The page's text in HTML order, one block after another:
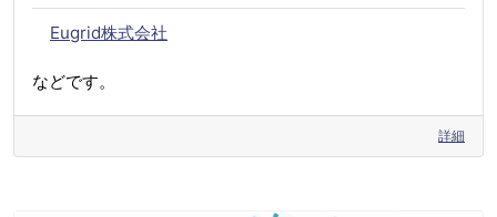
Eugrid株式会社
などです。
詳細